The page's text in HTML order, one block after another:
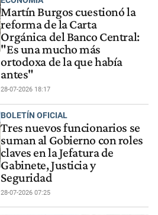
Martín Burgos cuestionó la
reforma de la Carta
Orgánica del Banco Central:
"Es una mucho más
ortodoxa de la que había
antes"
28-07-2026 18:17
BOLETÍN OFICIAL
Tres nuevos funcionarios se
suman al Gobierno con roles
claves en la Jefatura de
Gabinete, Justicia y
Seguridad
28-07-2026 07:25